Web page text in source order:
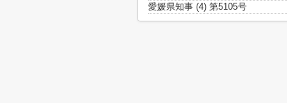
愛媛県知事 (4) 第5105号